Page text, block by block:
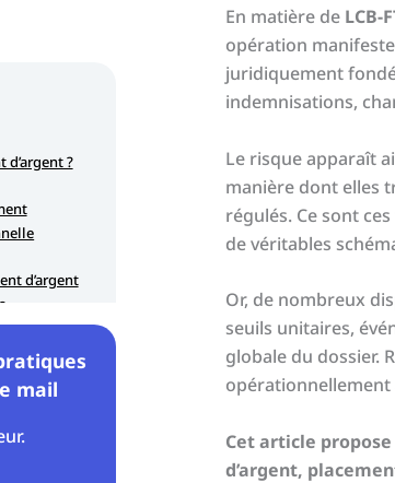
d’argent ?
d’argent
dans la
mail
En matière de LCB-
opération
juridiquement
indemnisations,
Le risque apparaît
manière dont elles
régulés. Ce sont
de véritables
Or, de nombreux
seuils unitaires,
globale du dossier.
opérationnellement
Cet article
d’argent,